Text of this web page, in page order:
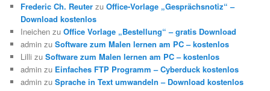
Frederic Ch. Reuter zuOffice-Vorlage „Gesprächsnotiz“ –
Download kostenlos
Ineichen zuOffice Vorlage „Bestellung“ – gratis Download
admin zuSoftware zum Malen lernen am PC – kostenlos
Lilli zuSoftware zum Malen lernen am PC – kostenlos
admin zu Einfaches FTP Programm – Cyberduck kostenlos
admin zuSprache in Text umwandeln – Download kostenlos